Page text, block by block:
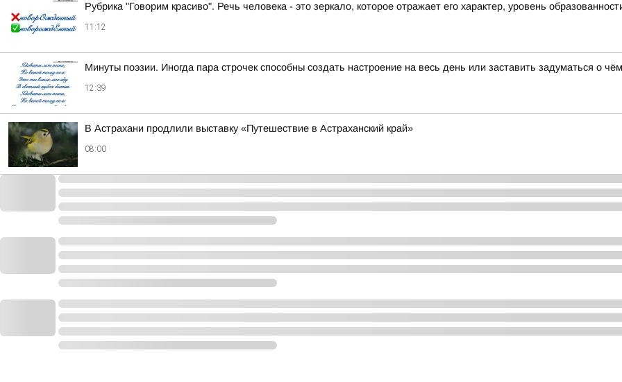
Рубрика "Говорим красиво". Речь человека - это зеркало, которое отражает его характер, уровень
11:12
Минуты поэзии. Иногда пара строчек способны создать настроение на весь день или заставить задуматься о
12:39
В Астрахани продлили выставку «Путешествие в Астраханский край»
08:00